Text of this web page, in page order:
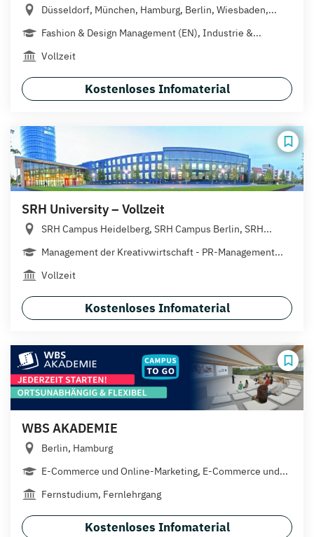
Düsseldorf, München, Hamburg, Berlin, Wiesbaden,...
Fashion & Design Management (EN), Industrie &...
Vollzeit
Kostenloses Infomaterial
SRH University – Vollzeit
SRH Campus Heidelberg, SRH Campus Berlin, SRH...
Management der Kreativwirtschaft - PR-Management...
Vollzeit
Kostenloses Infomaterial
WBS AKADEMIE
Berlin, Hamburg
E-Commerce und Online-Marketing, E-Commerce und...
Fernstudium, Fernlehrgang
Kostenloses Infomaterial